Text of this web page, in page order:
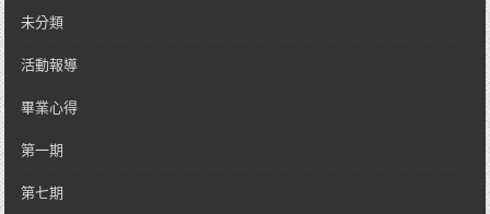
未分類
活動報導
畢業心得
第一期
第七期